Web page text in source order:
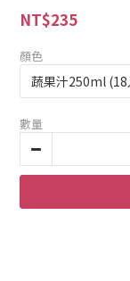
NT$235
顏色
數量